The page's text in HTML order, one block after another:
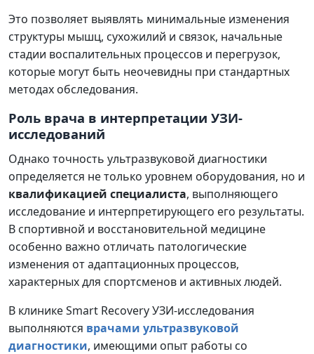
Это позволяет выявлять минимальные изменения
структуры мышц, сухожилий и связок, начальные
стадии воспалительных процессов и перегрузок,
которые могут быть неочевидны при стандартных
методах обследования.
Роль врача в интерпретации УЗИ-
исследований
Однако точность ультразвуковой диагностики
определяется не только уровнем оборудования, но и
квалификацией специалиста, выполняющего
исследование и интерпретирующего его результаты.
В спортивной и восстановительной медицине
особенно важно отличать патологические
изменения от адаптационных процессов,
характерных для спортсменов и активных людей.
В клинике Smart Recovery УЗИ-исследования
выполняются врачами ультразвуковой
диагностики, имеющими опыт работы со